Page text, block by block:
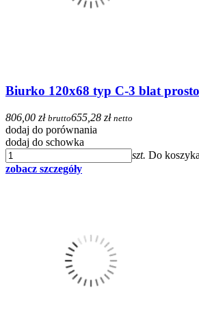
Biurko 120x68 typ C-3 blat
806,00 zł brutto655,28 zł netto
dodaj do porównania
dodaj do schowka
szt. Do koszyka
zobacz szczegóły